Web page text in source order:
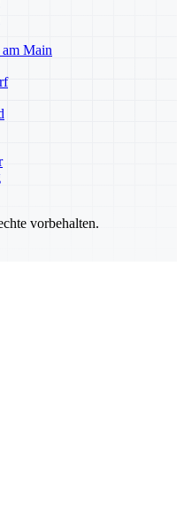
Main
vorbehalten.